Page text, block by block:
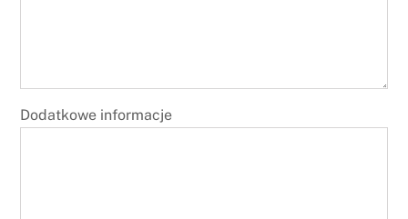
Dodatkowe informacje